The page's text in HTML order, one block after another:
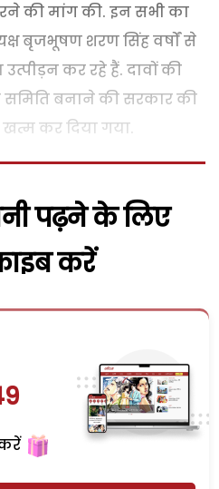
की मांग की. इन सभी का
बृजभूषण शरण सिंह वर्षों से
कर रहे हैं. दावों की
बनाने की सरकार की
खत्म कर दिया गया.
पढ़ने के लिए
करें